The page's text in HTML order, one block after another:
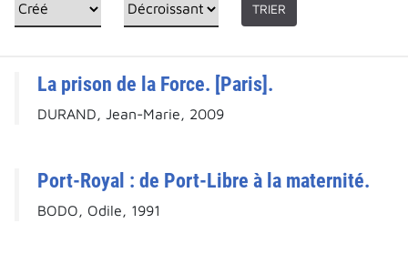
TRIER
La prison de la Force. [Paris].
DURAND, Jean-Marie, 2009
Port-Royal : de Port-Libre à la maternité.
BODO, Odile, 1991